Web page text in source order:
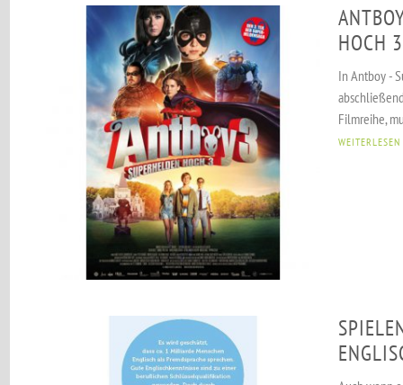
HOCH 3
In Antboy -
Filmreihe,
WEITERLESEN